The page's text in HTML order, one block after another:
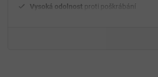
Vysoká odolnost proti poškrábání